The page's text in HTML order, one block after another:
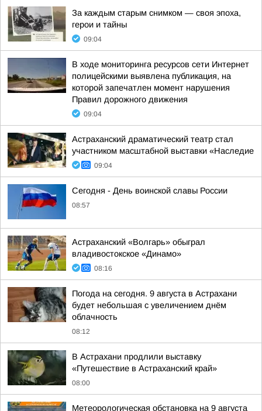
За каждым старым снимком — своя эпоха,
герои и тайны
09:04
В ходе мониторинга ресурсов сети Интернет
полицейскими выявлена публикация, на
которой запечатлен момент нарушения
Правил дорожного движения
09:04
Астраханский драматический театр стал
участником масштабной выставки «Наследие
09:04
Сегодня - День воинской славы России
08:57
Астраханский «Волгарь» обыграл
владивостокское «Динамо»
08:16
Погода на сегодня. 9 августа в Астрахани
будет небольшая с увеличением днём
облачность
08:12
В Астрахани продлили выставку
«Путешествие в Астраханский край»
08:00
Метеорологическая обстановка на 9 августа